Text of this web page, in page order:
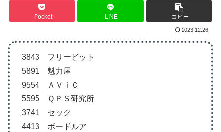
Pocket LINE コピー
2023.12.26
3843 フリービット
5891 魁力屋
9554 ＡＶｉＣ
5595 ＱＰＳ研究所
3741 セック
4413 ボードルア